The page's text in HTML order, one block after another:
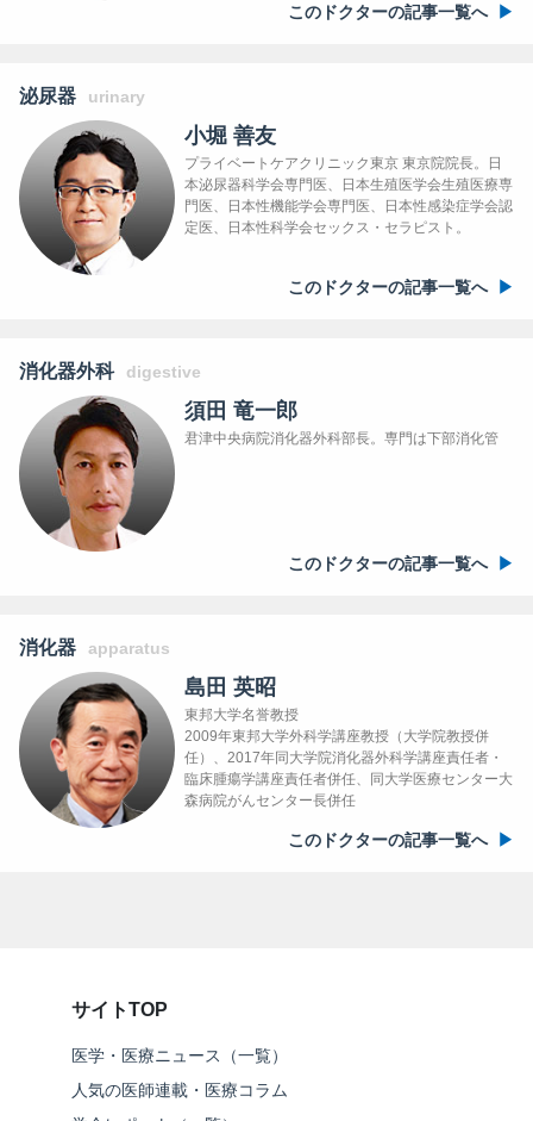
このドクターの記事一覧へ
泌尿器 urinary
小堀 善友
プライベートケアクリニック東京 東京院院長。日
本泌尿器科学会専門医、日本生殖医学会生殖医療専
門医、日本性機能学会専門医、日本性感染症学会認
定医、日本性科学会セックス・セラピスト。
このドクターの記事一覧へ
消化器外科 digestive
須田 竜一郎
君津中央病院消化器外科部長。専門は下部消化管
このドクターの記事一覧へ
消化器 apparatus
島田 英昭
東邦大学名誉教授
2009年東邦大学外科学講座教授（大学院教授併
任）、2017年同大学院消化器外科学講座責任者・
臨床腫瘍学講座責任者併任、同大学医療センター大
森病院がんセンター長併任
このドクターの記事一覧へ
サイトTOP
医学・医療ニュース（一覧）
人気の医師連載・医療コラム